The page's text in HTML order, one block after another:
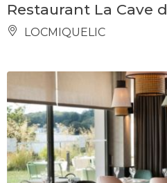
Restaurant La Cave
LOCMIQUELIC